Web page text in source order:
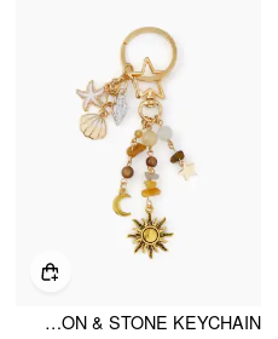
STARFISH & SHELL & SUN & MOON & STONE KEYCHAIN